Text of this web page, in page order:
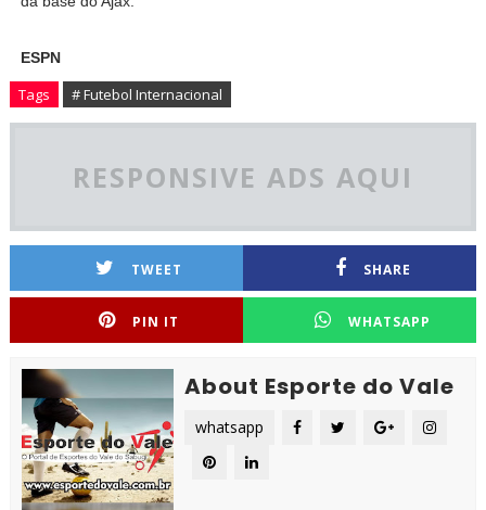
ESPN
Tags # Futebol Internacional
RESPONSIVE ADS AQUI
TWEET SHARE
PIN IT WHATSAPP
About Esporte do Vale
whatsapp